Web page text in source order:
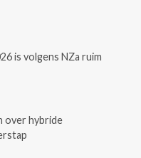
is volgens NZa ruim
over hybride